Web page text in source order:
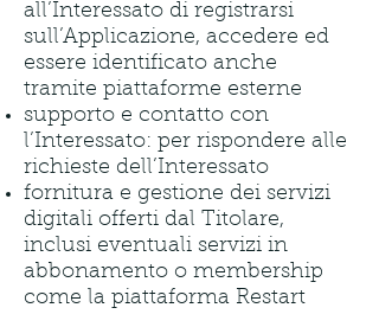
all’Interessato di registrarsi
sull’Applicazione, accedere ed
essere identificato anche
tramite piattaforme esterne
supporto e contatto con
l’Interessato: per rispondere alle
richieste dell’Interessato
fornitura e gestione dei servizi
digitali offerti dal Titolare,
inclusi eventuali servizi in
abbonamento o membership
come la piattaforma Restart